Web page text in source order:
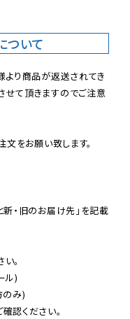
ついて
り商品が返送されてき
て頂きますのでご注意
新・旧のお届け先」を記載
。
ル)
のみ)
認ください。